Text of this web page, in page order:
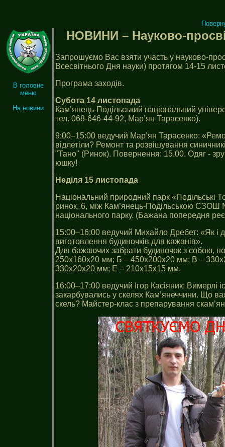
В головне
меню
На новини
НОВИНИ – Науково-
Запрошуємо Вас взяти участь у науково-
Всесвітнього Дня науки) протягом 14-15
Програма заходів.
Субота 14 листопада
Кам’янець-Подільський національний
тел. 068-646-44-92, Мар’ян Тарасенко).
9:00–15:00 ведучий Мар’ян Тарасенко:
відлетіли? Ремонт та розвішування
"Тано" (Ринок). Повернення: 15.00. Одяг -
юшку!
Неділя 15 листопада
Національний природний парк «Подільські
ринок, 6, між Кам’янець-Подільською СЗОШ
національного парку. (Бажана попередня
15:00–16:00 ведучий Михайло Дребет: «Як і
виготовлення будиночків для кажанів».
Для бажаючих забрати будиночок з собою,
250х160х20 мм; Б – 450х200х20 мм; В –
330х20х20 мм; Е – 210х15х15 мм.
16:00–17:00 ведучий Ігор Касіяник: Вимерлі
закарбувались у скелях Кам’янеччини. Що
скель? Майстер-клас з препарування